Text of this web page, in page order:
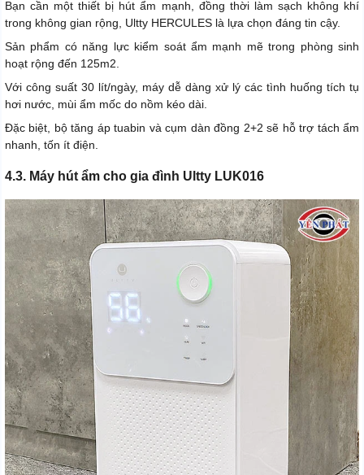
Bạn cần một thiết bị hút ẩm mạnh, đồng thời làm sạch không khí
trong không gian rộng, Ultty HERCULES là lựa chọn đáng tin cậy.
Sản phẩm có năng lực kiểm soát ẩm mạnh mẽ trong phòng sinh
hoạt rộng đến 125m2.
Với công suất 30 lít/ngày, máy dễ dàng xử lý các tình huống tích tụ
hơi nước, mùi ẩm mốc do nồm kéo dài.
Đặc biệt, bộ tăng áp tuabin và cụm dàn đồng 2+2 sẽ hỗ trợ tách ẩm
nhanh, tốn ít điện.
4.3. Máy hút ẩm cho gia đình Ultty LUK016